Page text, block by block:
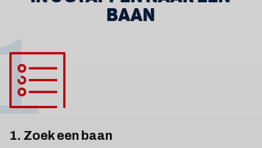
BAAN
1. Zoek een baan